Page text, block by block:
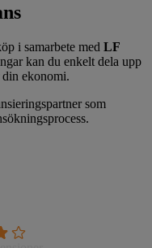
i samarbete med LF
kan du enkelt dela upp
din ekonomi.
som